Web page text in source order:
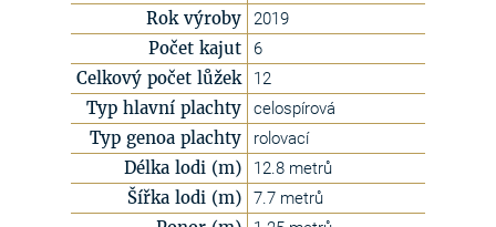
Rok výroby 2019
Počet kajut 6
Celkový počet lůžek 12
Typ hlavní plachty celospírová
Typ genoa plachty rolovací
Délka lodi (m) 12.8 metrů
Šířka lodi (m) 7.7 metrů